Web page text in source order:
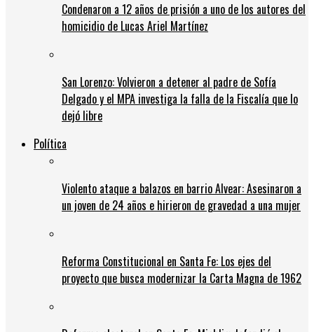
Condenaron a 12 años de prisión a uno de los autores del
homicidio de Lucas Ariel Martínez
San Lorenzo: Volvieron a detener al padre de Sofía
Delgado y el MPA investiga la falla de la Fiscalía que lo
dejó libre
Política
Violento ataque a balazos en barrio Alvear: Asesinaron a
un joven de 24 años e hirieron de gravedad a una mujer
Reforma Constitucional en Santa Fe: Los ejes del
proyecto que busca modernizar la Carta Magna de 1962